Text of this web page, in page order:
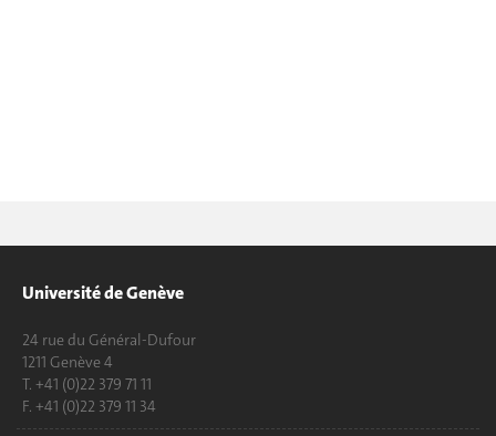
Université de Genève
24 rue du Général-Dufour
1211 Genève 4
T. +41 (0)22 379 71 11
F. +41 (0)22 379 11 34